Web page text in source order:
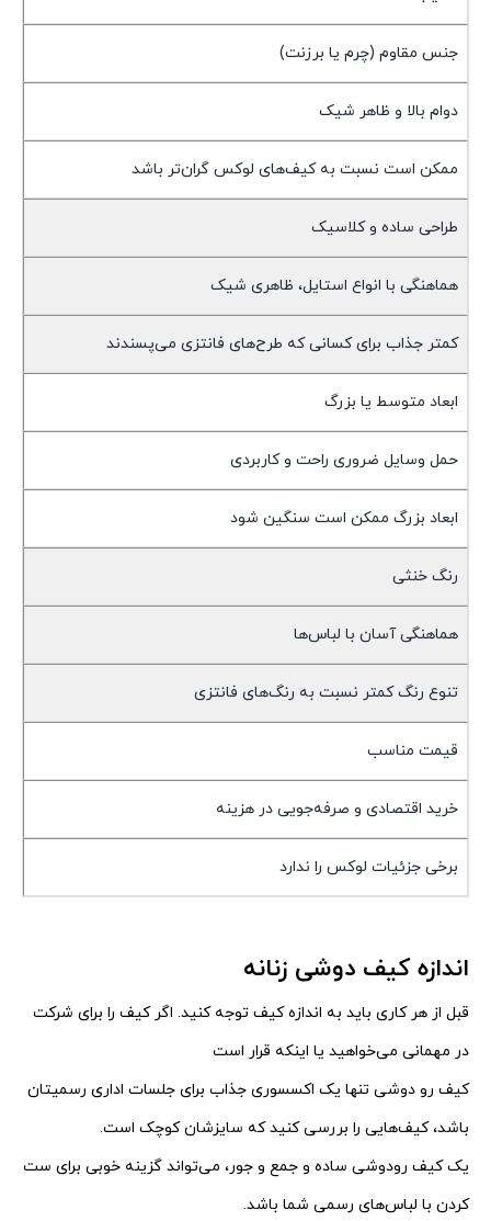
جنس مقاوم (چرم یا برزنت)
دوام بالا و ظاهر شیک
ممکن است نسبت به کیف‌های لوکس گران‌تر باشد
طراحی ساده و کلاسیک
هماهنگی با انواع استایل، ظاهری شیک
کمتر جذاب برای کسانی که طرح‌های فانتزی می‌پسندند
ابعاد متوسط یا بزرگ
حمل وسایل ضروری راحت و کاربردی
ابعاد بزرگ ممکن است سنگین شود
رنگ خنثی
هماهنگی آسان با لباس‌ها
تنوع رنگ کمتر نسبت به رنگ‌های فانتزی
قیمت مناسب
خرید اقتصادی و صرفه‌جویی در هزینه
برخی جزئیات لوکس را ندارد
اندازه کیف دوشی زنانه
قبل از هر کاری باید به اندازه کیف توجه کنید. اگر کیف را برای شرکت
در مهمانی می‌خواهید یا اینکه قرار است
کیف رو دوشی تنها یک اکسسوری جذاب برای جلسات اداری رسمیتان
باشد، کیف‌هایی را بررسی کنید که سایزشان کوچک است.
یک کیف رودوشی ساده و جمع و جور، می‌تواند گزینه خوبی برای ست
کردن با لباس‌های رسمی شما باشد.